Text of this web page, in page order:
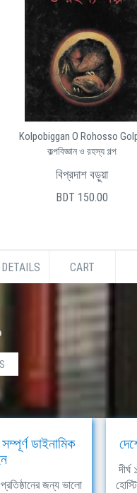
Kolpobiggan O Rohosso
কল্পবিজ্ঞান ও রহস্য গল্প
বিপ্রদাশ বড়ুয়া
BDT 150.00
DETAILS CART
ডাইনামিক
জন্য ভালো